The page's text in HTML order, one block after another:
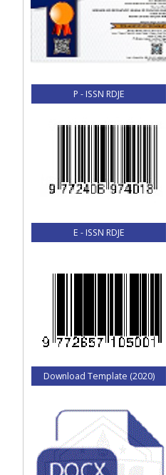
P - ISSN RDJE
E - ISSN RDJE
Download Template (2020)